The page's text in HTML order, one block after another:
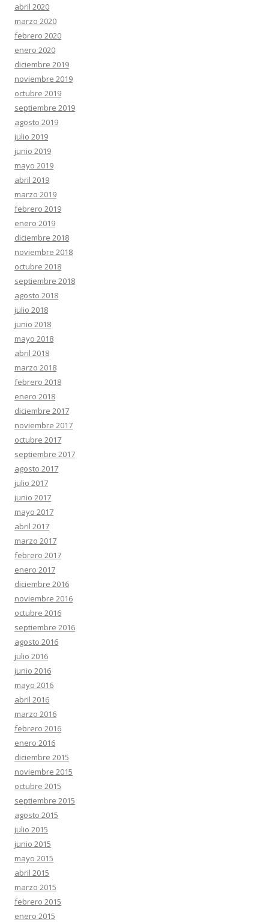
abril 2020
marzo 2020
febrero 2020
enero 2020
diciembre 2019
noviembre 2019
octubre 2019
septiembre 2019
agosto 2019
julio 2019
junio 2019
mayo 2019
abril 2019
marzo 2019
febrero 2019
enero 2019
diciembre 2018
noviembre 2018
octubre 2018
septiembre 2018
agosto 2018
julio 2018
junio 2018
mayo 2018
abril 2018
marzo 2018
febrero 2018
enero 2018
diciembre 2017
noviembre 2017
octubre 2017
septiembre 2017
agosto 2017
julio 2017
junio 2017
mayo 2017
abril 2017
marzo 2017
febrero 2017
enero 2017
diciembre 2016
noviembre 2016
octubre 2016
septiembre 2016
agosto 2016
julio 2016
junio 2016
mayo 2016
abril 2016
marzo 2016
febrero 2016
enero 2016
diciembre 2015
noviembre 2015
octubre 2015
septiembre 2015
agosto 2015
julio 2015
junio 2015
mayo 2015
abril 2015
marzo 2015
febrero 2015
enero 2015